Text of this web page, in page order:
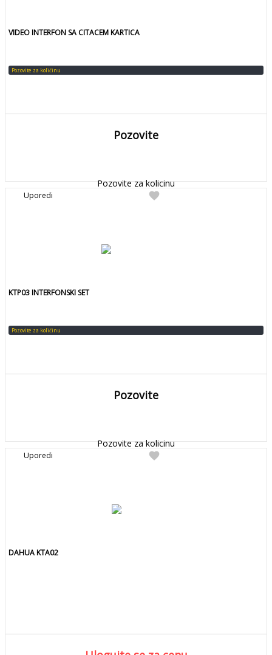
VIDEO INTERFON SA CITACEM KARTICA
Pozovite za količinu
Pozovite
Pozovite za kolicinu
favorite
Uporedi
KTP03 INTERFONSKI SET
Pozovite za količinu
Pozovite
Pozovite za kolicinu
favorite
Uporedi
DAHUA KTA02